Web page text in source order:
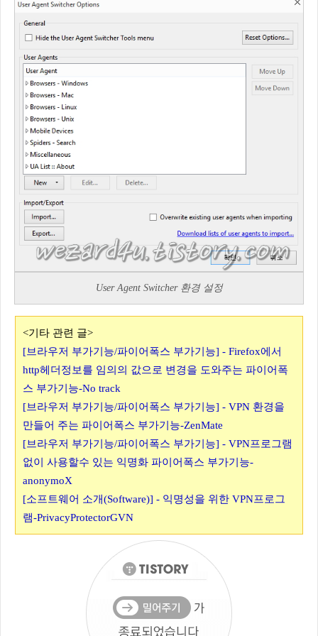
User Agent Switcher 환경 설정
<기타 관련 글>
[브라우저 부가기능/파이어폭스 부가기능] - Firefox에서
http헤더정보를 임의의 값으로 변경을 도와주는 파이어폭
스 부가기능-No track
[브라우저 부가기능/파이어폭스 부가기능] - VPN 환경을
만들어 주는 파이어폭스 부가기능-ZenMate
[브라우저 부가기능/파이어폭스 부가기능] - VPN프로그램
없이 사용할수 있는 익명화 파이어폭스 부가기능-
anonymoX
[소프트웨어 소개(Software)] - 익명성을 위한 VPN프로그
램-PrivacyProtectorGVN